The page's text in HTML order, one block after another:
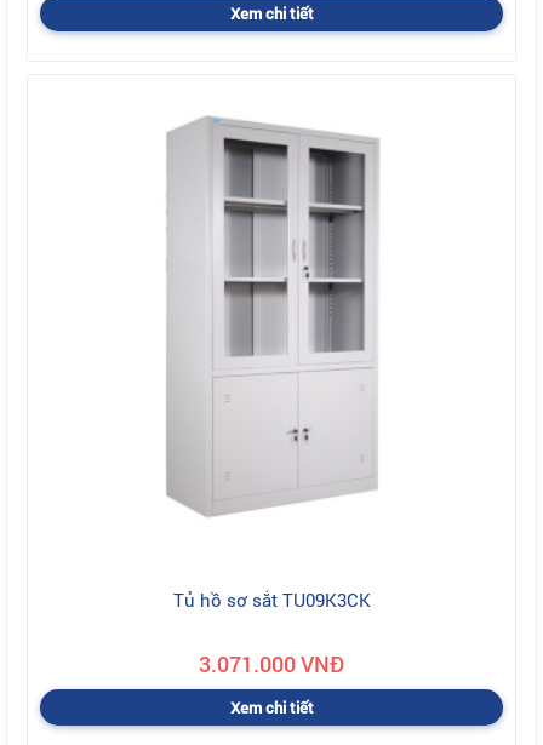
Xem chi tiết
Tủ hồ sơ sắt TU09K3CK
3.071.000 VNĐ
Xem chi tiết